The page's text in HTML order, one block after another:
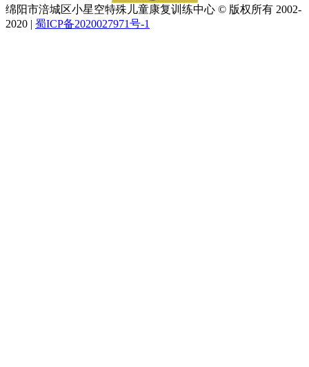
绵阳市涪城区小星空特殊儿童康复训练中心 © 版权所有 2002-
2020 | 蜀ICP备2020027971号-1